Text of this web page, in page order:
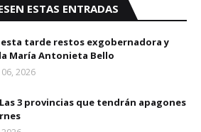
ESTAS ENTRADAS
esta tarde restos exgobernadora y
María Antonieta Bello
2026
3 provincias que tendrán apagones